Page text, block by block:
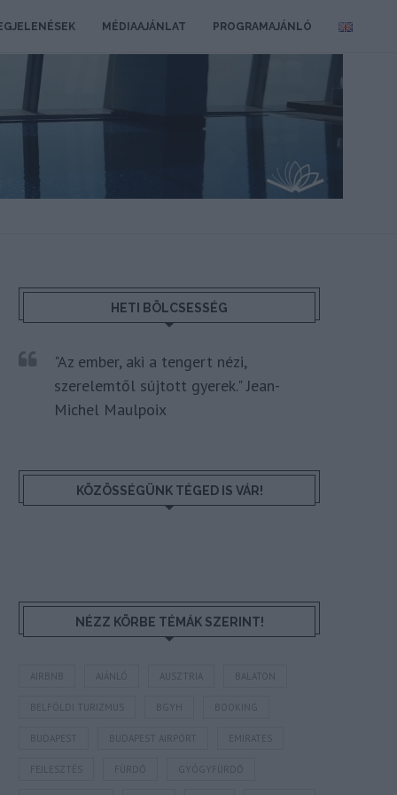
MÉDIAAJÁNLAT PROGRAMAJÁNLÓ
HETI BÖLCSESSÉG
"Az ember, aki a tengert nézi,
szerelemtől sújtott gyerek." Jean-
Michel Maulpoix
KÖZÖSSÉGÜNK TÉGED IS VÁR!
NÉZZ KÖRBE TÉMÁK SZERINT!
AIRBNB AJÁNLÓ AUSZTRIA BALATON
BELFÖLDI TURIZMUS BGYH BOOKING
BUDAPEST BUDAPEST AIRPORT EMIRATES
FEJLESZTÉS FÜRDŐ GYÓGYFÜRDŐ